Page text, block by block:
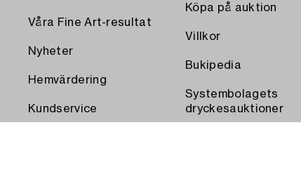
Våra Fine Art-resultat
Nyheter
Hemvärdering
Kundservice
Köpa på auktion
Villkor
Bukipedia
Systembolagets
dryckesauktioner